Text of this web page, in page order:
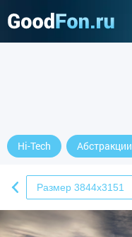
Hi-Tech Абстракции